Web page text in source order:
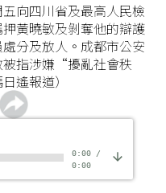
向四川省及最高人民檢
黃曉敏及剝奪他的辯護
分及放人。成都市公安
被指涉嫌“擾亂社會秩
遙報道）
0:00/
0:00